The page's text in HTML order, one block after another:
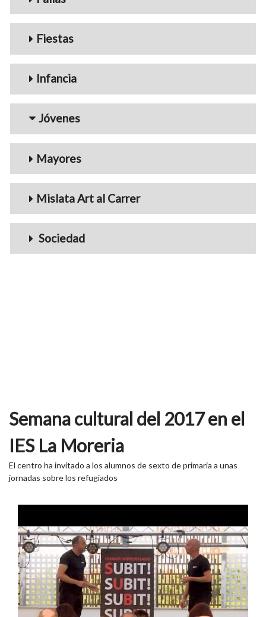
Fiestas
Infancia
Jóvenes
Mayores
Mislata Art al Carrer
Sociedad
Semana cultural del 2017 en el
IES La Moreria
El centro ha invitado a los alumnos de sexto de primaria a unas
jornadas sobre los refugiados